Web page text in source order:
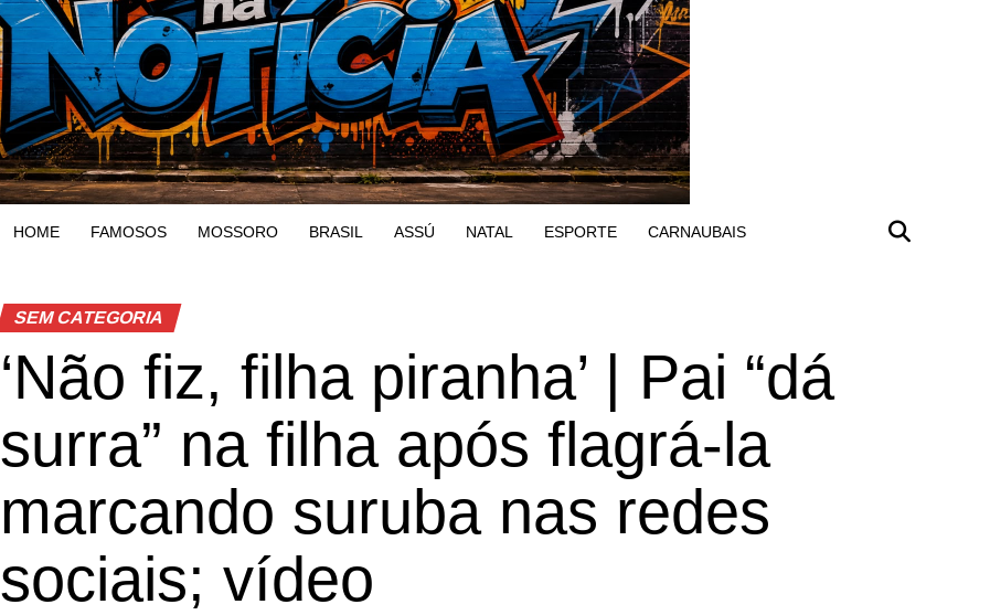
HOME FAMOSOS MOSSORO BRASIL ASSÚ NATAL ESPORTE CARNAUBAIS
SEM CATEGORIA
‘Não fiz, filha piranha’ | Pai “dá
surra” na filha após flagrá-la
marcando suruba nas redes
sociais; vídeo